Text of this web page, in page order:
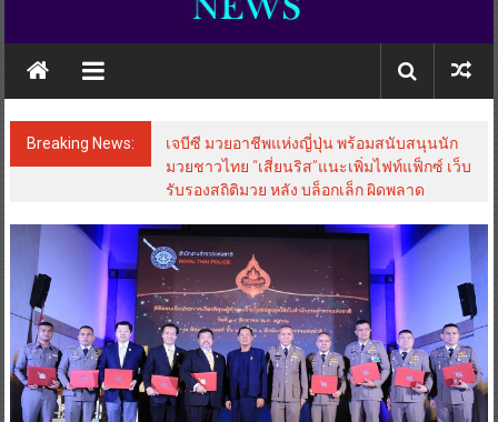
Breaking News:
แพทย์เผย โรคไม่ติดต่อเรื้อรัง NCDs คร่าชีวิต
คนไทยก่อนวัยอันควร ทำสูญเสียทางเศรษฐกิจ
มหาศาล 1.6 ล้านล้านบาทต่อปี